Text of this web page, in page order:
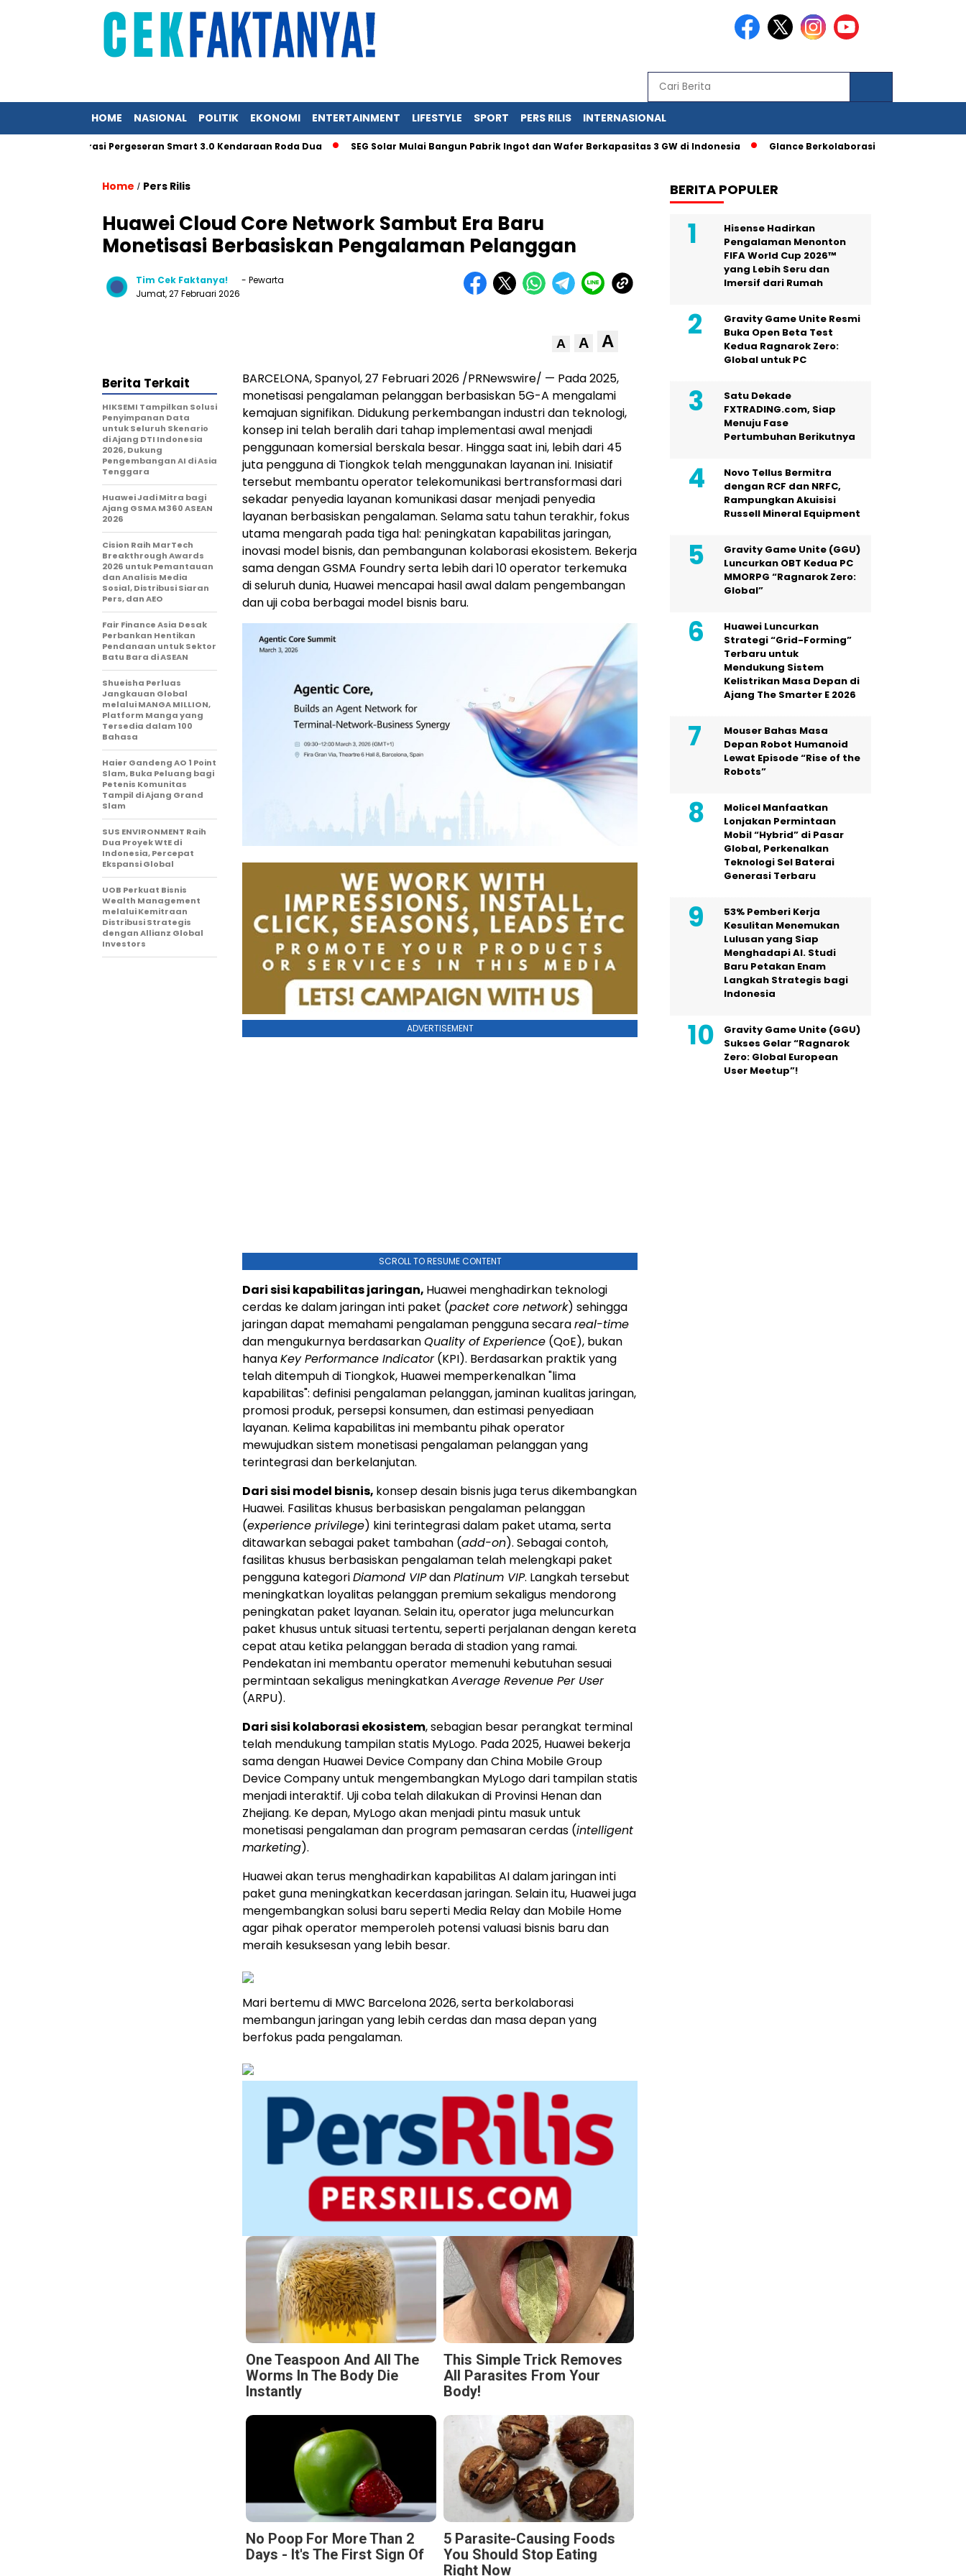
HOME NASIONAL POLITIK EKONOMI ENTERTAINMENT LIFESTYLE SPORT PERS RILIS INTERNASIONAL
Akselerasi Pergeseran Smart 3.0 Kendaraan Roda Dua SEG Solar Mulai Bangun Pabrik Ingot dan Wafer Berkapasitas 3 GW di Indonesia Glance Berkolaborasi dengan IAS, Berbagai
Home / Pers Rilis
Huawei Cloud Core Network Sambut Era Baru
Monetisasi Berbasiskan Pengalaman Pelanggan
Tim Cek Faktanya!
- Pewarta
Jumat, 27 Februari 2026
A A A
BARCELONA, Spanyol, 27 Februari 2026 /PRNewswire/ — Pada 2025,
monetisasi pengalaman pelanggan berbasiskan 5G-A mengalami
kemajuan signifikan. Didukung perkembangan industri dan teknologi,
konsep ini telah beralih dari tahap implementasi awal menjadi
penggunaan komersial berskala besar. Hingga saat ini, lebih dari 45
juta pengguna di Tiongkok telah menggunakan layanan ini. Inisiatif
tersebut membantu operator telekomunikasi bertransformasi dari
sekadar penyedia layanan komunikasi dasar menjadi penyedia
layanan berbasiskan pengalaman. Selama satu tahun terakhir, fokus
utama mengarah pada tiga hal: peningkatan kapabilitas jaringan,
inovasi model bisnis, dan pembangunan kolaborasi ekosistem. Bekerja
sama dengan GSMA Foundry serta lebih dari 10 operator terkemuka
di seluruh dunia, Huawei mencapai hasil awal dalam pengembangan
dan uji coba berbagai model bisnis baru.
ADVERTISEMENT
SCROLL TO RESUME CONTENT
Dari sisi kapabilitas jaringan, Huawei menghadirkan teknologi
cerdas ke dalam jaringan inti paket (packet core network) sehingga
jaringan dapat memahami pengalaman pengguna secarareal-time
dan mengukurnya berdasarkanQuality of Experience (QoE), bukan
hanyaKey Performance Indicator(KPI). Berdasarkan praktik yang
telah ditempuh di Tiongkok, Huawei memperkenalkan "lima
kapabilitas": definisi pengalaman pelanggan, jaminan kualitas jaringan,
promosi produk, persepsi konsumen, dan estimasi penyediaan
layanan. Kelima kapabilitas ini membantu pihak operator
mewujudkan sistem monetisasi pengalaman pelanggan yang
terintegrasi dan berkelanjutan.
Dari sisi model bisnis, konsep desain bisnis juga terus dikembangkan
Huawei. Fasilitas khusus berbasiskan pengalaman pelanggan
(experience privilege) kini terintegrasi dalam paket utama, serta
ditawarkan sebagai paket tambahan (add-on). Sebagai contoh,
fasilitas khusus berbasiskan pengalaman telah melengkapi paket
pengguna kategoriDiamond VIPdanPlatinum VIP. Langkah tersebut
meningkatkan loyalitas pelanggan premium sekaligus mendorong
peningkatan paket layanan. Selain itu, operator juga meluncurkan
paket khusus untuk situasi tertentu, seperti perjalanan dengan kereta
cepat atau ketika pelanggan berada di stadion yang ramai.
Pendekatan ini membantu operator memenuhi kebutuhan sesuai
permintaan sekaligus meningkatkanAverage Revenue Per User
(ARPU).
Dari sisi kolaborasi ekosistem, sebagian besar perangkat terminal
telah mendukung tampilan statis MyLogo. Pada 2025, Huawei bekerja
sama dengan Huawei Device Company dan China Mobile Group
Device Company untuk mengembangkan MyLogo dari tampilan statis
menjadi interaktif. Uji coba telah dilakukan di Provinsi Henan dan
Zhejiang. Ke depan, MyLogo akan menjadi pintu masuk untuk
monetisasi pengalaman dan program pemasaran cerdas (intelligent
marketing).
Huawei akan terus menghadirkan kapabilitas AI dalam jaringan inti
paket guna meningkatkan kecerdasan jaringan. Selain itu, Huawei juga
mengembangkan solusi baru seperti Media Relay dan Mobile Home
agar pihak operator memperoleh potensi valuasi bisnis baru dan
meraih kesuksesan yang lebih besar.
Mari bertemu di MWC Barcelona 2026, serta berkolaborasi
membangun jaringan yang lebih cerdas dan masa depan yang
berfokus pada pengalaman.
One Teaspoon And All The
Worms In The Body Die
Instantly
This Simple Trick Removes
All Parasites From Your
Body!
No Poop For More Than 2
Days - It's The First Sign Of
5 Parasite-Causing Foods
You Should Stop Eating
Right Now
Berita Terkait
HIKSEMI Tampilkan Solusi
Penyimpanan Data
untuk Seluruh Skenario
di Ajang DTI Indonesia
2026, Dukung
Pengembangan AI di Asia
Tenggara
Huawei Jadi Mitra bagi
Ajang GSMA M360 ASEAN
2026
Cision Raih MarTech
Breakthrough Awards
2026 untuk Pemantauan
dan Analisis Media
Sosial, Distribusi Siaran
Pers, dan AEO
Fair Finance Asia Desak
Perbankan Hentikan
Pendanaan untuk Sektor
Batu Bara di ASEAN
Shueisha Perluas
Jangkauan Global
melalui MANGA MILLION,
Platform Manga yang
Tersedia dalam 100
Bahasa
Haier Gandeng AO 1 Point
Slam, Buka Peluang bagi
Petenis Komunitas
Tampil di Ajang Grand
Slam
SUS ENVIRONMENT Raih
Dua Proyek WtE di
Indonesia, Percepat
Ekspansi Global
UOB Perkuat Bisnis
Wealth Management
melalui Kemitraan
Distribusi Strategis
dengan Allianz Global
Investors
BERITA POPULER
Hisense Hadirkan
Pengalaman Menonton
FIFA World Cup 2026™
yang Lebih Seru dan
Imersif dari Rumah
Gravity Game Unite Resmi
Buka Open Beta Test
Kedua Ragnarok Zero:
Global untuk PC
Satu Dekade
FXTRADING.com, Siap
Menuju Fase
Pertumbuhan Berikutnya
Novo Tellus Bermitra
dengan RCF dan NRFC,
Rampungkan Akuisisi
Russell Mineral Equipment
Gravity Game Unite (GGU)
Luncurkan OBT Kedua PC
MMORPG “Ragnarok Zero:
Global”
Huawei Luncurkan
Strategi “Grid-Forming”
Terbaru untuk
Mendukung Sistem
Kelistrikan Masa Depan di
Ajang The Smarter E 2026
Mouser Bahas Masa
Depan Robot Humanoid
Lewat Episode “Rise of the
Robots”
Molicel Manfaatkan
Lonjakan Permintaan
Mobil “Hybrid” di Pasar
Global, Perkenalkan
Teknologi Sel Baterai
Generasi Terbaru
53% Pemberi Kerja
Kesulitan Menemukan
Lulusan yang Siap
Menghadapi AI. Studi
Baru Petakan Enam
Langkah Strategis bagi
Indonesia
Gravity Game Unite (GGU)
Sukses Gelar “Ragnarok
Zero: Global European
User Meetup”!